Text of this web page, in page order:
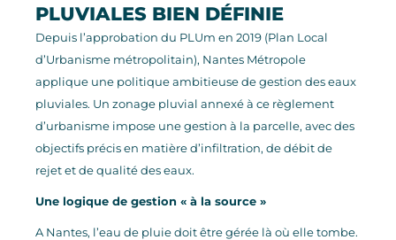
PLUVIALES BIEN DÉFINIE
Depuis l’approbation du PLUm en 2019 (Plan Local
d’Urbanisme métropolitain), Nantes Métropole
applique une politique ambitieuse de gestion des eaux
pluviales. Un zonage pluvial annexé à ce règlement
d’urbanisme impose une gestion à la parcelle, avec des
objectifs précis en matière d’infiltration, de débit de
rejet et de qualité des eaux.
Une logique de gestion « à la source »
A Nantes, l’eau de pluie doit êtregérée là où elle tombe.